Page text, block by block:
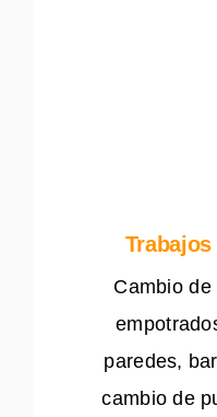
Cambio
paredes,
cambio de